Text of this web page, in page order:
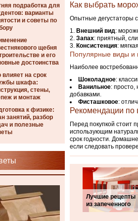
подработка для
варианты
и советы по
щебня
и его
достоинства
влияет на срок
шкафа:
стены,
и монтаж
к физике:
занятий, разбор
и полезные
Как выбрать
Опытные дегустаторы
Внешний вид:
Запах: приятный,
Консистенция:
Популярные виды и
Наиболее
Шоколадное:
Ванильное: просто,
добавками.
Фисташковое:
Рекомендации по
Перед покупкой стоит
использующим
срок годности.
если следовать
Лучшие рецепты
из запеченного